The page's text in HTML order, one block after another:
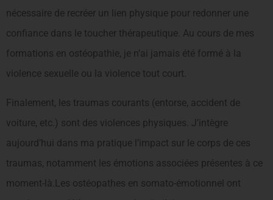
nécessaire de recréer un lien physique pour redonner une
confiance dans le toucher thérapeutique. Au cours de mes
forma­tions en ostéopathie, je n’ai jamais été formé à la
violence sexuelle ou la violence tout court.
Finalement, les traumas courants (entorse, accident de
voiture, etc.) sont des violences physiques. J’intègre
aujourd’hui dans ma pratique l’impact sur le corps de ces
traumas, notam­ment les émotions associées présentes à ce
moment-là.Les ostéopathes en somato-émotionnel ont